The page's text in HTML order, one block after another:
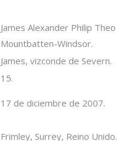
James Alexander Philip Theo
Mountbatten-Windsor.
James, vizconde de Severn.
15.
17 de diciembre de 2007.
Frimley, Surrey, Reino Unido.